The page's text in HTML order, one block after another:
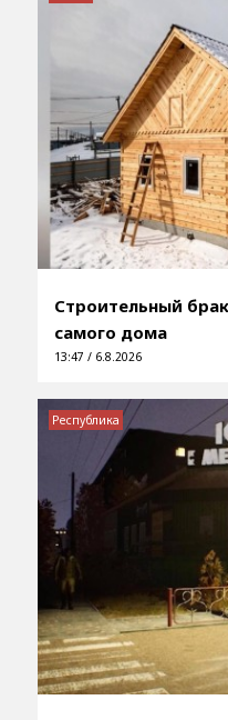
Строительный
самого дома
13:47 / 6.8.2026
Республика